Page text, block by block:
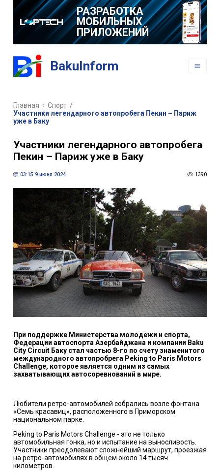
РАЗРАБОТКА
МОБИЛЬНЫХ
ПРИЛОЖЕНИЙ
BakuInform
Главная Спорт /
Участники легендарного автопробега Пекин – Париж
уже в Баку
Участники легендарного автопробега
Пекин – Париж уже в Баку
03:15 9 июня 2024 1390
При поддержке Министерства молодежи и спорта,
Федерации автоспорта Азербайджана и компании Baku
City Circuit Баку стал частью 8-го по счету знаменитого
международного автопробрега Peking to Paris Motors
Challenge, которое является одним из самых
захватывающих автосоревнований в мире.
Любители ретро-автомобилей собрались возле фонтана
«Семь красавиц», расположенного в Приморском
национальном парке.
Peking to Paris Motors Challenge - это не только
автомобильная гонка, но и испытание на выносливость.
Участники преодолевают сложнейший маршрут, проезжая
на ретро-автомобилях в общем около 14 тысяч
километров.